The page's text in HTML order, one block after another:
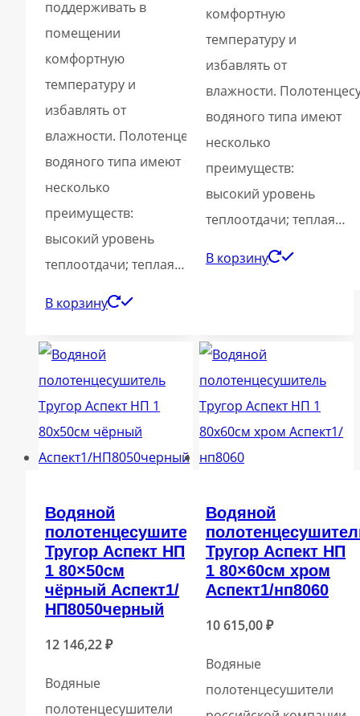
поддерживать в
помещении
комфортную
температуру и
избавлять от
влажности. Полотенцесушители
водяного типа имеют
несколько
преимуществ:
высокий уровень
теплоотдачи; теплая…
В корзину
комфортную
температуру и
избавлять от
влажности.
водяного типа имеют
несколько
преимуществ:
высокий уровень
теплоотдачи; теплая…
В корзину
Водяной
полотенцесушитель
Тругор Аспект НП
1 80×50см
чёрный Аспект1/
НП8050черный
12 146,22₽
Водяные
полотенцесушители
Водяной
Тругор Аспект НП
1 80×60см хром
Аспект1/нп8060
10 615,00₽
Водяные
полотенцесушители